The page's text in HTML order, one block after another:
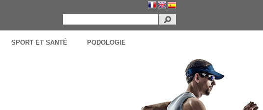
SPORT ET SANTÉ PODOLOGIE